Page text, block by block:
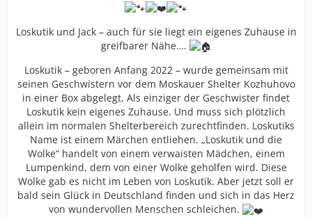
Loskutik und Jack – auch für sie liegt ein eigenes Zuhause in
greifbarer Nähe….
Loskutik – geboren Anfang 2022 – wurde gemeinsam mit
seinen Geschwistern vor dem Moskauer Shelter Kozhuhovo
in einer Box abgelegt. Als einziger der Geschwister findet
Loskutik kein eigenes Zuhause. Und muss sich plötzlich
allein im normalen Shelterbereich zurechtfinden. Loskutiks
Name ist einem Märchen entliehen. „Loskutik und die
Wolke“ handelt von einem verwaisten Mädchen, einem
Lumpenkind, dem von einer Wolke geholfen wird. Diese
Wolke gab es nicht im Leben von Loskutik. Aber jetzt soll er
bald sein Glück in Deutschland finden und sich in das Herz
von wundervollen Menschen schleichen.